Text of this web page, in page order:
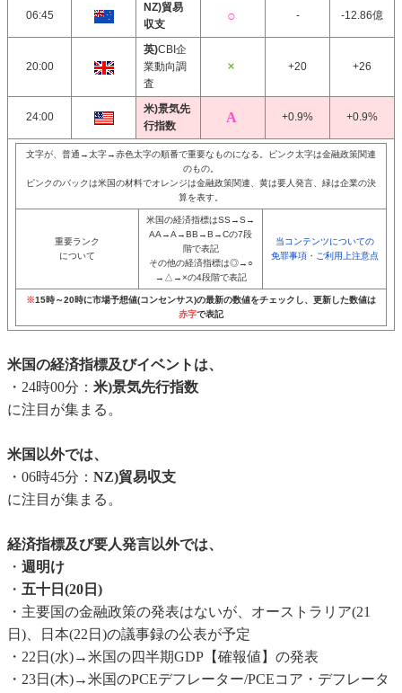
06:45
NZ)貿易
収支
- -12.86億
20:00
英)CBI企
業動向調
査
+20 +26
24:00
米)景気先
行指数
+0.9% +0.9%
文字が、普通→太字→赤色太字の順番で重要なものになる。ピンク太字は金融政策関連
のもの。
ピンクのバックは米国の材料でオレンジは金融政策関連、黄は要人発言、緑は企業の決
算を表す。
重要ランク
について
米国の経済指標はSS→S→
AA→A→BB→B→Cの7段
階で表記
その他の経済指標は◎→○
→△→×の4段階で表記
当コンテンツについての
免罪事項・ご利用上注意点
※15時～20時に市場予想値(コンセンサス)の最新の数値をチェックし、更新した数値は
赤字で表記
米国の経済指標及びイベントは、
・24時00分： 米)景気先行指数
に注目が集まる。
米国以外では、
・06時45分： NZ)貿易収支
に注目が集まる。
経済指標及び要人発言以外では、
・ 週明け
・ 五十日(20日)
・主要国の金融政策の発表はないが、オーストラリア(21
日)、日本(22日)の議事録の公表が予定
・22日(水)→米国の四半期GDP【確報値】の発表
・23日(木)→米国のPCEデフレーター/PCEコア・デフレータ